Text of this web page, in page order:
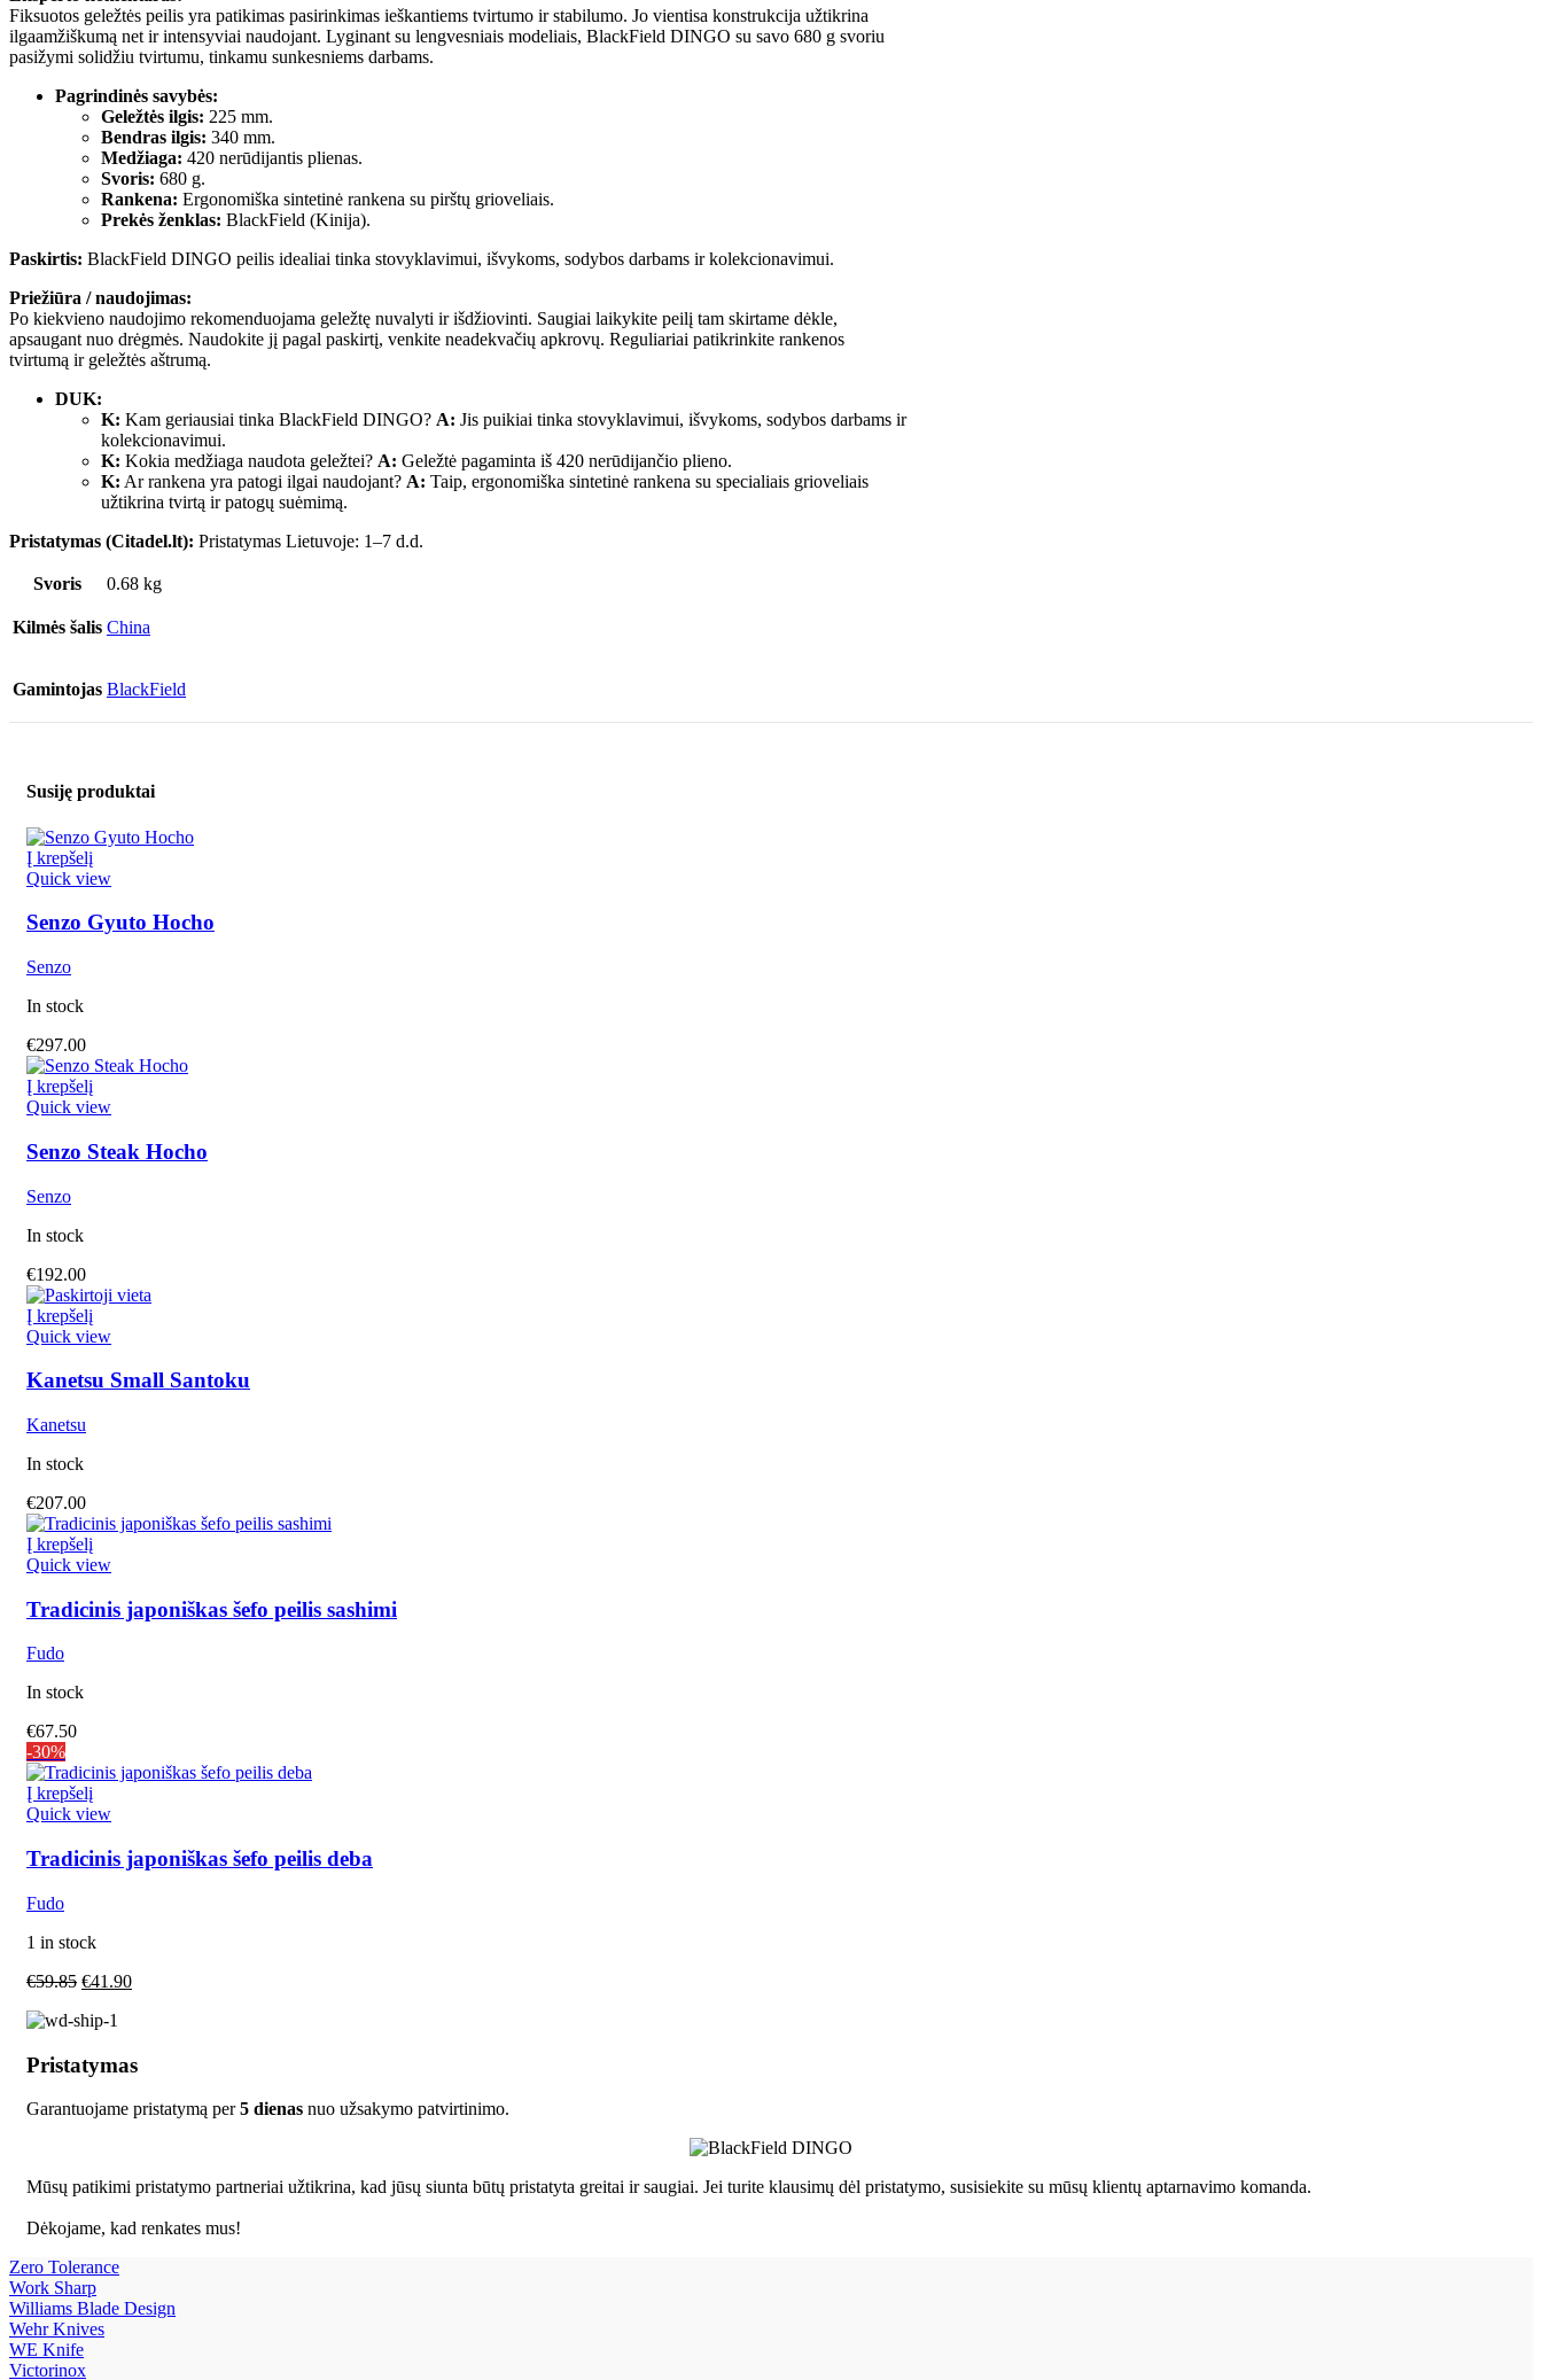
Fiksuotos geležtės peilis yra patikimas pasirinkimas ieškantiems tvirtumo ir stabilumo. Jo vientisa konstrukcija užtikrina
ilgaamžiškumą net ir intensyviai naudojant. Lyginant su lengvesniais modeliais, BlackField DINGO su savo 680 g svoriu
pasižymi solidžiu tvirtumu, tinkamu sunkesniems darbams.
Pagrindinės savybės:
Geležtės ilgis: 225 mm.
Bendras ilgis: 340 mm.
Medžiaga: 420 nerūdijantis plienas.
Svoris: 680 g.
Rankena: Ergonomiška sintetinė rankena su pirštų grioveliais.
Prekės ženklas: BlackField (Kinija).
Paskirtis: BlackField DINGO peilis idealiai tinka stovyklavimui, išvykoms, sodybos darbams ir kolekcionavimui.
Priežiūra / naudojimas:
Po kiekvieno naudojimo rekomenduojama geležtę nuvalyti ir išdžiovinti. Saugiai laikykite peilį tam skirtame dėkle,
apsaugant nuo drėgmės. Naudokite jį pagal paskirtį, venkite neadekvačių apkrovų. Reguliariai patikrinkite rankenos
tvirtumą ir geležtės aštrumą.
DUK:
K: Kam geriausiai tinka BlackField DINGO? A: Jis puikiai tinka stovyklavimui, išvykoms, sodybos darbams ir
kolekcionavimui.
K: Kokia medžiaga naudota geležtei? A: Geležtė pagaminta iš 420 nerūdijančio plieno.
K: Ar rankena yra patogi ilgai naudojant? A: Taip, ergonomiška sintetinė rankena su specialiais grioveliais
užtikrina tvirtą ir patogų suėmimą.
Pristatymas (Citadel.lt): Pristatymas Lietuvoje: 1–7 d.d.
Svoris 0.68 kg
Kilmės šalis China
Gamintojas BlackField
Susiję produktai
Į krepšelį
Quick view
Senzo Gyuto Hocho
Senzo
In stock
€297.00
Į krepšelį
Quick view
Senzo Steak Hocho
Senzo
In stock
€192.00
Į krepšelį
Quick view
Kanetsu Small Santoku
Kanetsu
In stock
€207.00
Į krepšelį
Quick view
Tradicinis japoniškas šefo peilis sashimi
Fudo
In stock
€67.50
-30%
Į krepšelį
Quick view
Tradicinis japoniškas šefo peilis deba
Fudo
1 in stock
€59.85 €41.90
Pristatymas
Garantuojame pristatymą per5 dienas nuo užsakymo patvirtinimo.
Mūsų patikimi pristatymo partneriai užtikrina, kad jūsų siunta būtų pristatyta greitai ir saugiai. Jei turite klausimų dėl pristatymo, susisiekite su mūsų klientų aptarnavimo komanda.
Dėkojame, kad renkates mus!
Zero Tolerance
Work Sharp
Williams Blade Design
Wehr Knives
WE Knife
Victorinox